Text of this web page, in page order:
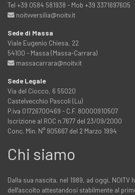
Tel +39 0584 581938 - Mob +39 3371697605
noitvversilia@noitv.it
Sede di Massa
Viale Eugenio Chiesa, 22
54100 - Massa (Massa-Carrara)
massacarrara@noitv.it
Sede Legale
Via del Ciocco, 6 55020
Castelvecchio Pascoli (Lu)
P.iva 01726700469 - C.F. 80000910507
Iscrizione al ROC n.7677 del 23/09/2000
Conc. Min. N° 905667 del 2 Marzo 1994
Chi siamo
Dalla sua nascita, nel 1989, ad oggi, NOITV
dell'ascolto attestandosi stabilmente al